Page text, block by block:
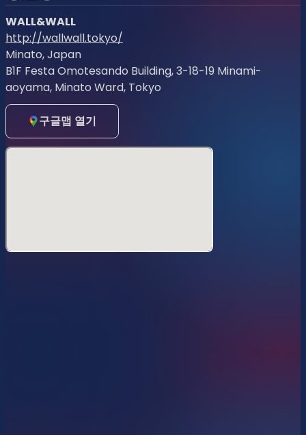
WALL&WALL
http://wallwall.tokyo/
Minato, Japan
B1F Festa Omotesando Building, 3-18-19 Minami-
aoyama, Minato Ward, Tokyo
구글맵 열기